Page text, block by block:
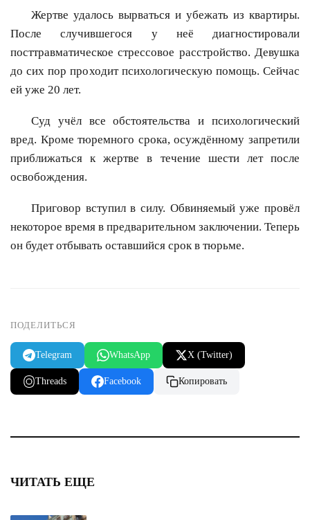
Жертве удалось вырваться и убежать из квартиры.
После случившегося у неё диагностировали
посттравматическое стрессовое расстройство. Девушка
до сих пор проходит психологическую помощь. Сейчас
ей уже 20 лет.
Суд учёл все обстоятельства и психологический
вред. Кроме тюремного срока, осуждённому запретили
приближаться к жертве в течение шести лет после
освобождения.
Приговор вступил в силу. Обвиняемый уже провёл
некоторое время в предварительном заключении. Теперь
он будет отбывать оставшийся срок в тюрьме.
ПОДЕЛИТЬСЯ
Telegram WhatsApp X (Twitter)
Threads Facebook Копировать
ЧИТАТЬ ЕЩЕ